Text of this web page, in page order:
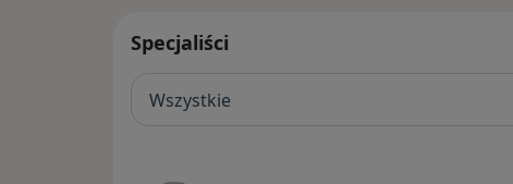
Specjaliści
Wszystkie